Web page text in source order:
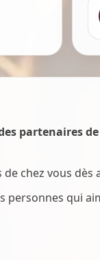
partenaires
chez vous dès
personnes qui